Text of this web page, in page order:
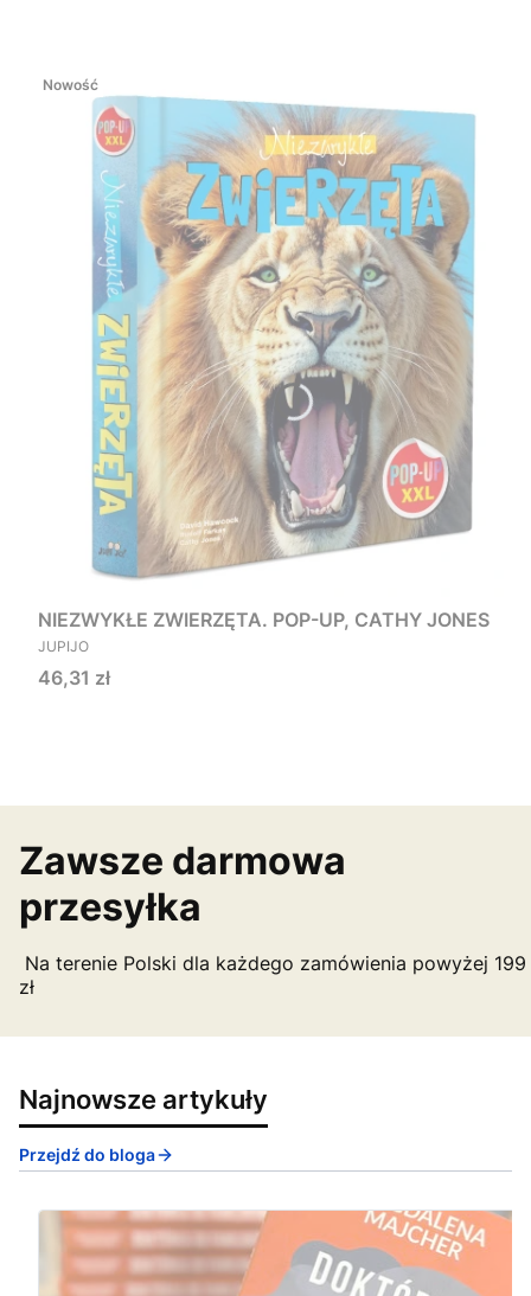
Nowość
NIEZWYKŁE ZWIERZĘTA. POP-UP, CATHY JONES
PRODUCENT
JUPIJO
Cena
46,31 zł
Zawsze darmowa
przesyłka
Na terenie Polski dla każdego zamówienia powyżej 199
zł
Najnowsze artykuły
Przejdź do bloga